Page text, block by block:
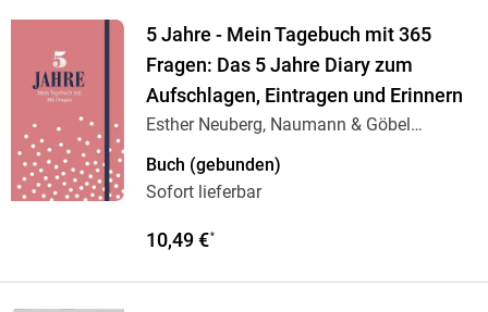
5 Jahre - Mein Tagebuch mit 365
Fragen: Das 5 Jahre Diary zum
Aufschlagen, Eintragen und Erinnern
Esther Neuberg, Naumann & Göbel …
Buch (gebunden)
Sofort lieferbar
10,49 €*